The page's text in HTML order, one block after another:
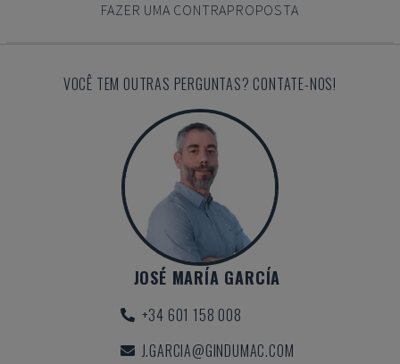
FAZER UMA CONTRAPROPOSTA
VOCÊ TEM OUTRAS PERGUNTAS? CONTATE-NOS!
JOSÉ MARÍA GARCÍA
+34 601 158 008
J.GARCIA@GINDUMAC.COM